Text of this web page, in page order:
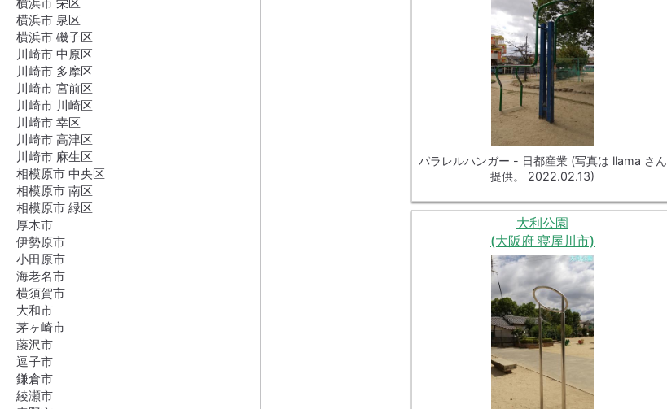
横浜市 泉区
横浜市 磯子区
川崎市 中原区
川崎市 多摩区
川崎市 宮前区
川崎市 川崎区
川崎市 幸区
川崎市 高津区
川崎市 麻生区
相模原市 中央区
相模原市 南区
相模原市 緑区
厚木市
伊勢原市
小田原市
海老名市
横須賀市
大和市
茅ヶ崎市
藤沢市
逗子市
鎌倉市
綾瀬市
パラレルハンガー - 日都産業 (写真は llama さん
提供。 2022.02.13)
大利公園
(大阪府 寝屋川市)